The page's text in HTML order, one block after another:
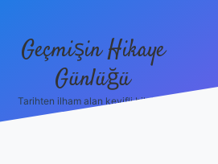
Geçmişin Hikaye
Günlüğü
Tarihten ilham alan keyifli bilgiler!